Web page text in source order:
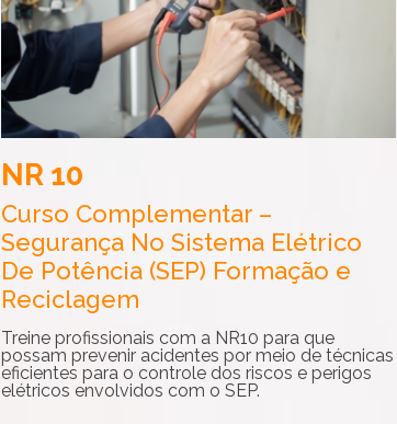
NR 10
Curso Complementar –
Segurança No Sistema Elétrico
De Potência (SEP) Formação e
Reciclagem
Treine profissionais com a NR10 para que
possam prevenir acidentes por meio de técnicas
eficientes para o controle dos riscos e perigos
elétricos envolvidos com o SEP.